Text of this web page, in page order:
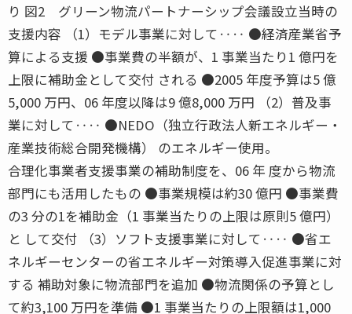
り 図2 グリーン物流パートナーシップ会議設立当時の
支援内容 （1）モデル事業に対して‥‥ ●経済産業省予
算による支援 ●事業費の半額が、1 事業当たり1 億円を
上限に補助金として交付 される ●2005 年度予算は5 億
5,000 万円、06 年度以降は9 億8,000 万円 （2）普及事
業に対して‥‥ ●NEDO（独立行政法人新エネルギー・
産業技術総合開発機構） のエネルギー使用。
合理化事業者支援事業の補助制度を、06 年 度から物流
部門にも活用したもの ●事業規模は約30 億円 ●事業費
の3 分の1を補助金（1 事業当たりの上限は原則5 億円）
と して交付 （3）ソフト支援事業に対して‥‥ ●省エ
ネルギーセンターの省エネルギー対策導入促進事業に対
する 補助対象に物流部門を追加 ●物流関係の予算とし
て約3,100 万円を準備 ●1 事業当たりの上限額は1,000